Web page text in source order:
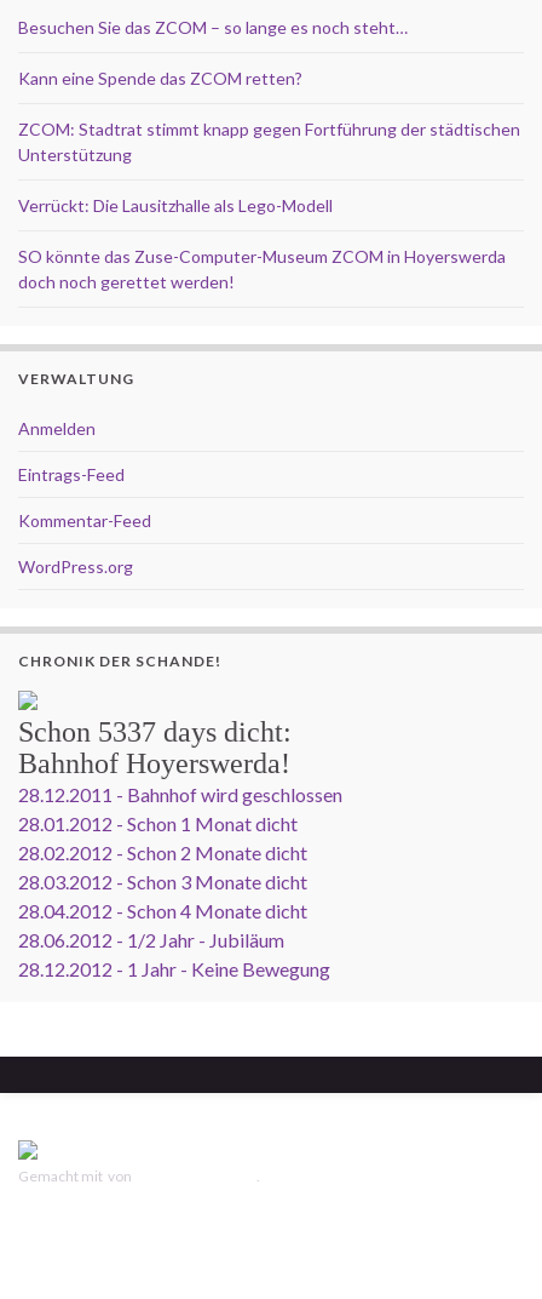
Besuchen Sie das ZCOM – so lange es noch steht…
Kann eine Spende das ZCOM retten?
ZCOM: Stadtrat stimmt knapp gegen Fortführung der städtischen
Unterstützung
Verrückt: Die Lausitzhalle als Lego-Modell
SO könnte das Zuse-Computer-Museum ZCOM in Hoyerswerda
doch noch gerettet werden!
VERWALTUNG
Anmelden
Eintrags-Feed
Kommentar-Feed
WordPress.org
CHRONIK DER SCHANDE!
Schon 5337 days dicht:
Bahnhof Hoyerswerda!
28.12.2011 - Bahnhof wird geschlossen
28.01.2012 - Schon 1 Monat dicht
28.02.2012 - Schon 2 Monate dicht
28.03.2012 - Schon 3 Monate dicht
28.04.2012 - Schon 4 Monate dicht
28.06.2012 - 1/2 Jahr - Jubiläum
28.12.2012 - 1 Jahr - Keine Bewegung
Gemacht mit von .